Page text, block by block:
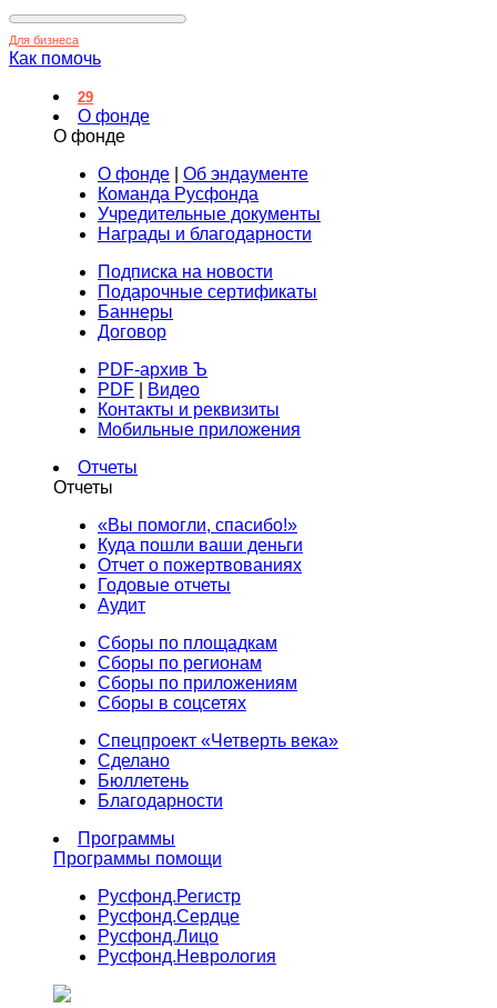
Для бизнеса
Как помочь
29
О фонде
О фонде
О фонде
Об эндаументе
Команда Русфонда
Учредительные документы
Награды и благодарности
Подписка на новости
Подарочные сертификаты
Баннеры
Договор
PDF-архив Ъ
PDF
Видео
Контакты и реквизиты
Мобильные приложения
Отчеты
Отчеты
«Вы помогли, спасибо!»
Куда пошли ваши деньги
Отчет о пожертвованиях
Годовые отчеты
Аудит
Сборы по площадкам
Сборы по регионам
Сборы по приложениям
Сборы в соцсетях
Спецпроект «Четверть века»
Сделано
Бюллетень
Благодарности
Программы
Программы помощи
Русфонд.Регистр
Русфонд.Сердце
Русфонд.Лицо
Русфонд.Неврология